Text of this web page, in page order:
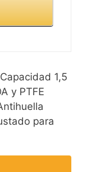
1,5
y PTFE
para